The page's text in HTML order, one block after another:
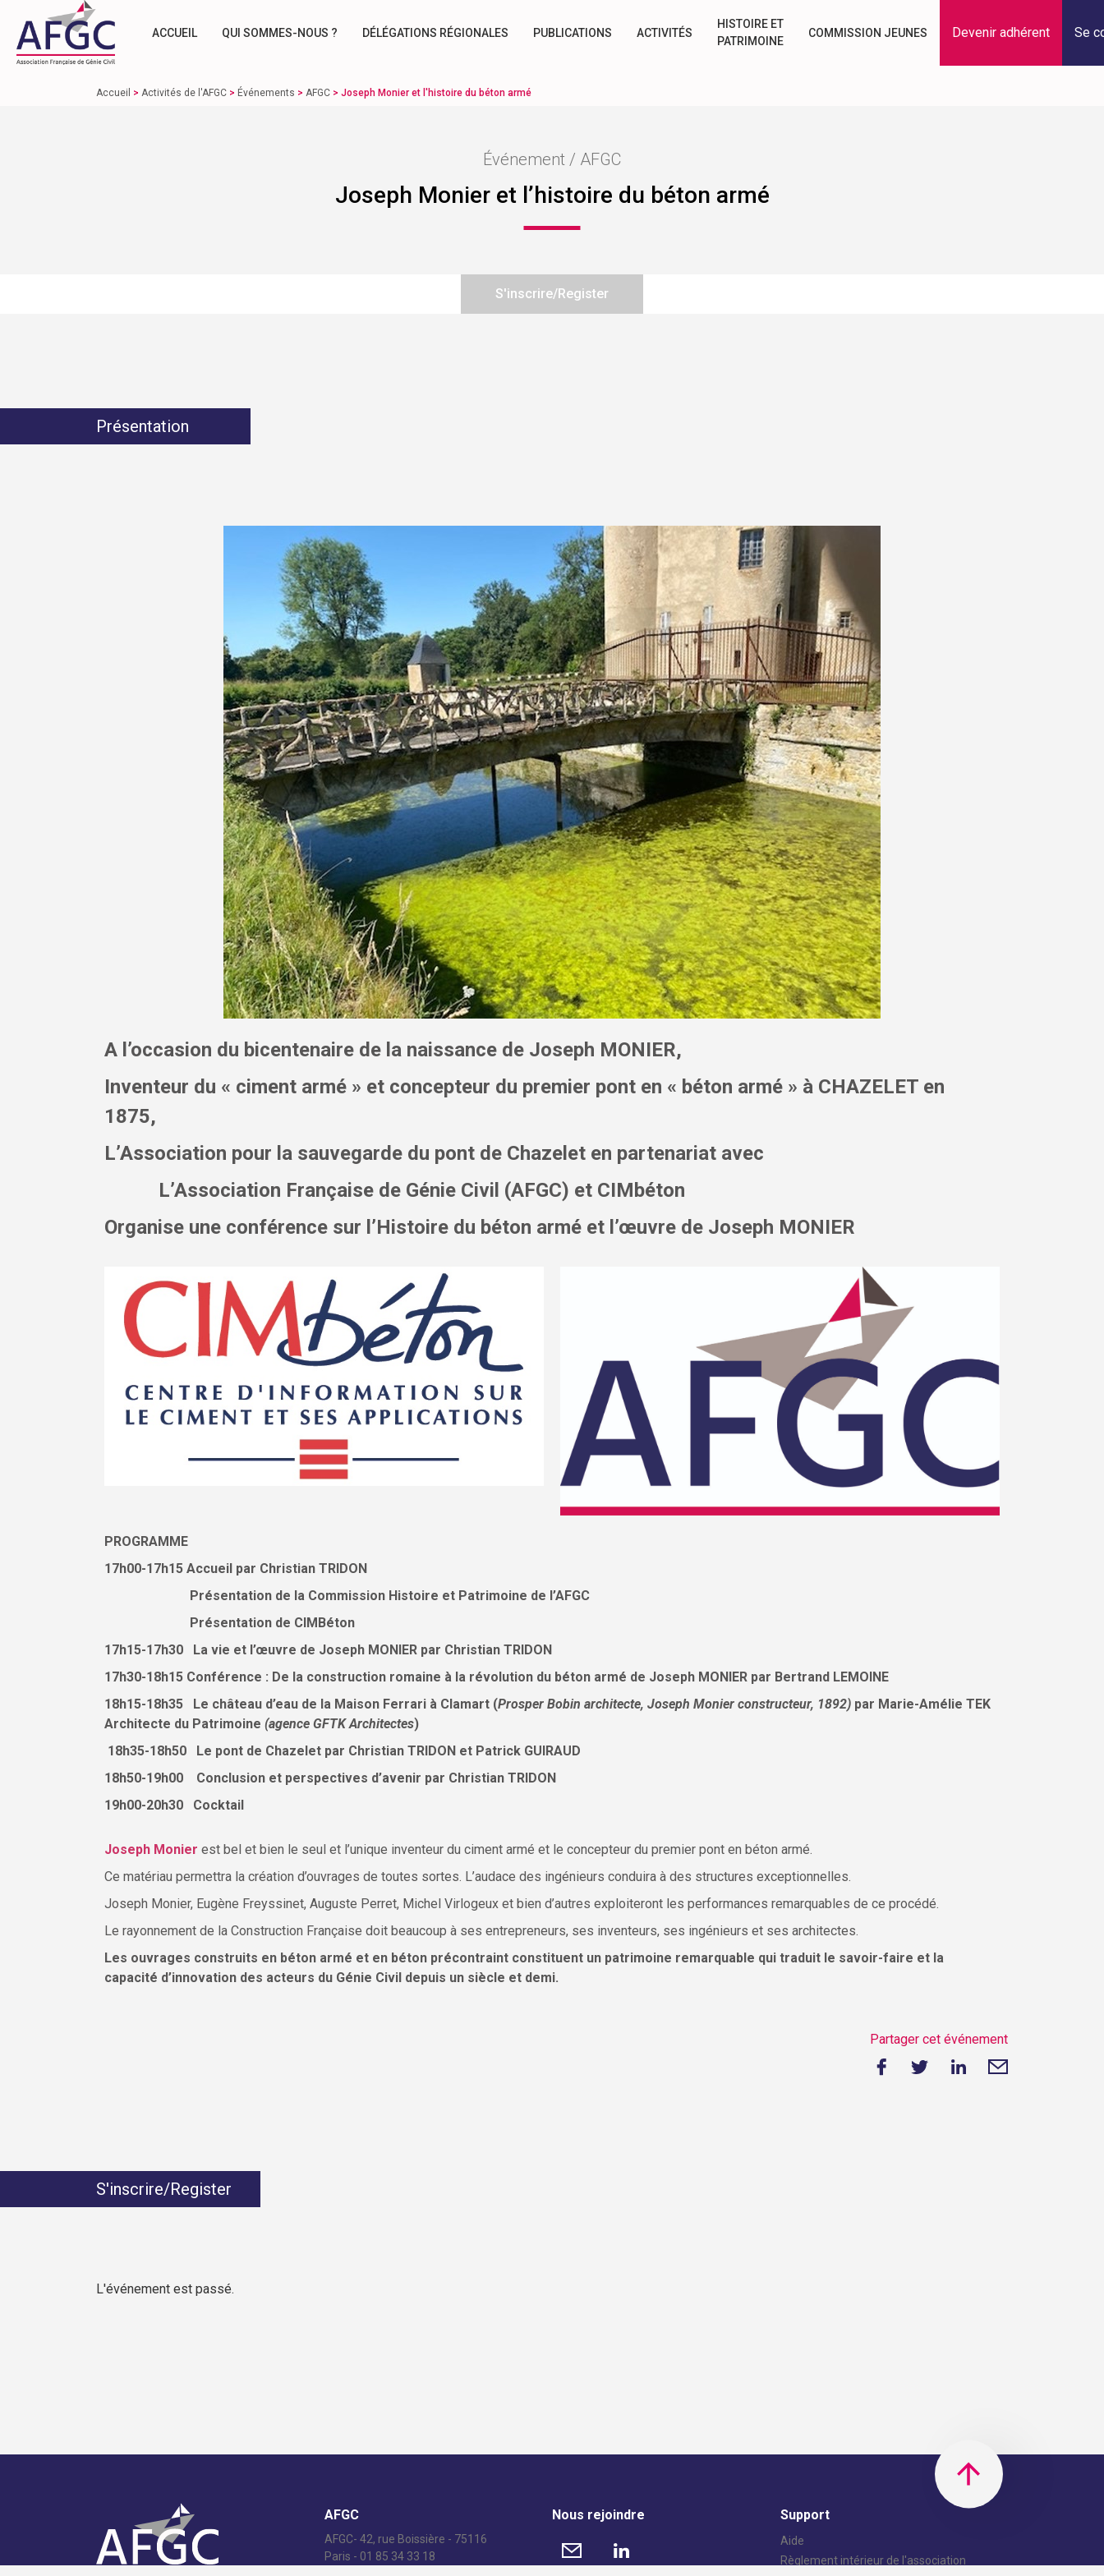
ACCUEIL QUI SOMMES-NOUS ? DÉLÉGATIONS RÉGIONALES PUBLICATIONS ACTIVITÉS
HISTOIRE ET
PATRIMOINE
COMMISSION JEUNES Devenir adhérent Se
Accueil > Activités de l'AFGC > Événements > AFGC > Joseph Monier et l'histoire du béton armé
Événement / AFGC
Joseph Monier et l’histoire du béton armé
S'inscrire/Register
Présentation
A l’occasion du bicentenaire de la naissance de Joseph MONIER,
Inventeur du « ciment armé » et concepteur du premier pont en « béton armé » à CHAZELET en
1875,
L’Association pour la sauvegarde du pont de Chazelet en partenariat avec
L’Association Française de Génie Civil (AFGC) et CIMbéton
Organise une conférence sur l’Histoire du béton armé et l’œuvre de Joseph MONIER
PROGRAMME
17h00-17h15 Accueil par Christian TRIDON
Présentation de la Commission Histoire et Patrimoine de l’AFGC
Présentation de CIMBéton
17h15-17h30 La vie et l’œuvre de Joseph MONIER par Christian TRIDON
17h30-18h15 Conférence : De la construction romaine à la révolution du béton armé de Joseph MONIER par Bertrand LEMOINE
18h15-18h35 Le château d’eau de la Maison Ferrari à Clamart (Prosper Bobin architecte, Joseph Monier constructeur, 1892) par Marie-Amélie TEK
Architecte du Patrimoine (agence GFTK Architectes)
18h35-18h50 Le pont de Chazelet par Christian TRIDON et Patrick GUIRAUD
18h50-19h00 Conclusion et perspectives d’avenir par Christian TRIDON
19h00-20h30 Cocktail
Joseph Monier est bel et bien le seul et l’unique inventeur du ciment armé et le concepteur du premier pont en béton armé.
Ce matériau permettra la création d’ouvrages de toutes sortes. L’audace des ingénieurs conduira à des structures exceptionnelles.
Joseph Monier, Eugène Freyssinet, Auguste Perret, Michel Virlogeux et bien d’autres exploiteront les performances remarquables de ce procédé.
Le rayonnement de la Construction Française doit beaucoup à ses entrepreneurs, ses inventeurs, ses ingénieurs et ses architectes.
Les ouvrages construits en béton armé et en béton précontraint constituent un patrimoine remarquable qui traduit le savoir-faire et la
capacité d’innovation des acteurs du Génie Civil depuis un siècle et demi.
Partager cet événement
S'inscrire/Register
L'événement est passé.
AFGC
AFGC- 42, rue Boissière - 75116
Paris - 01 85 34 33 18
Nous rejoindre Support
Aide
Règlement intérieur de l'association